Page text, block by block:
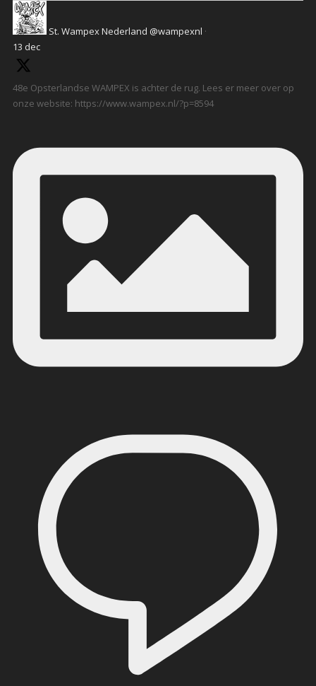
St. Wampex Nederland @wampexnl ·
13 dec
48e Opsterlandse WAMPEX is achter de rug. Lees er meer over op
onze website: https://www.wampex.nl/?p=8594